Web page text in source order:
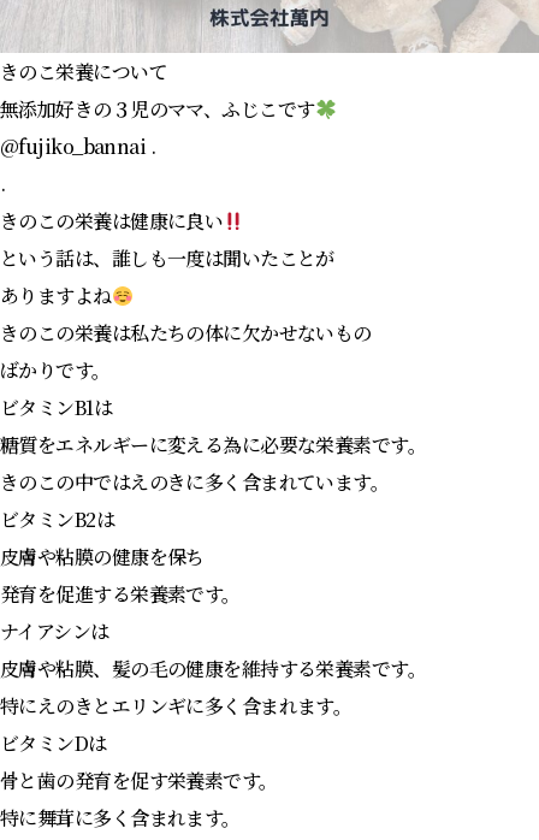
きのこ栄養について
無添加好きの３児のママ、ふじこです
@fujiko_bannai .
.
きのこの栄養は健康に良い
という話は、誰しも一度は聞いたことが
ありますよね
きのこの栄養は私たちの体に欠かせないもの
ばかりです。
ビタミンB1は
糖質をエネルギーに変える為に必要な栄養素です。
きのこの中ではえのきに多く含まれています。
ビタミンB2は
皮膚や粘膜の健康を保ち
発育を促進する栄養素です。
ナイアシンは
皮膚や粘膜、髪の毛の健康を維持する栄養素です。
特にえのきとエリンギに多く含まれます。
ビタミンDは
骨と歯の発育を促す栄養素です。
特に舞茸に多く含まれます。